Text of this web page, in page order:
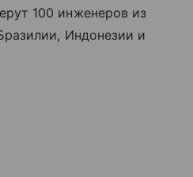
100 инженеров из
Индонезии и